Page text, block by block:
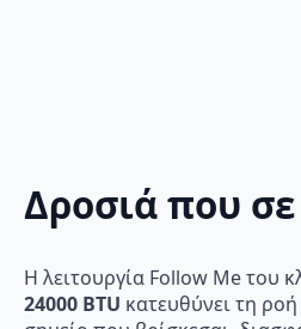
Δροσιά που
Η λειτουργία Follow Me του
24000 BTU κατευθύνει τη